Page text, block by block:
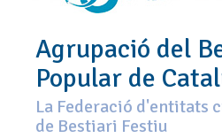
Agrupació del
Popular de
La Federació d'entitats
de Bestiari Festiu